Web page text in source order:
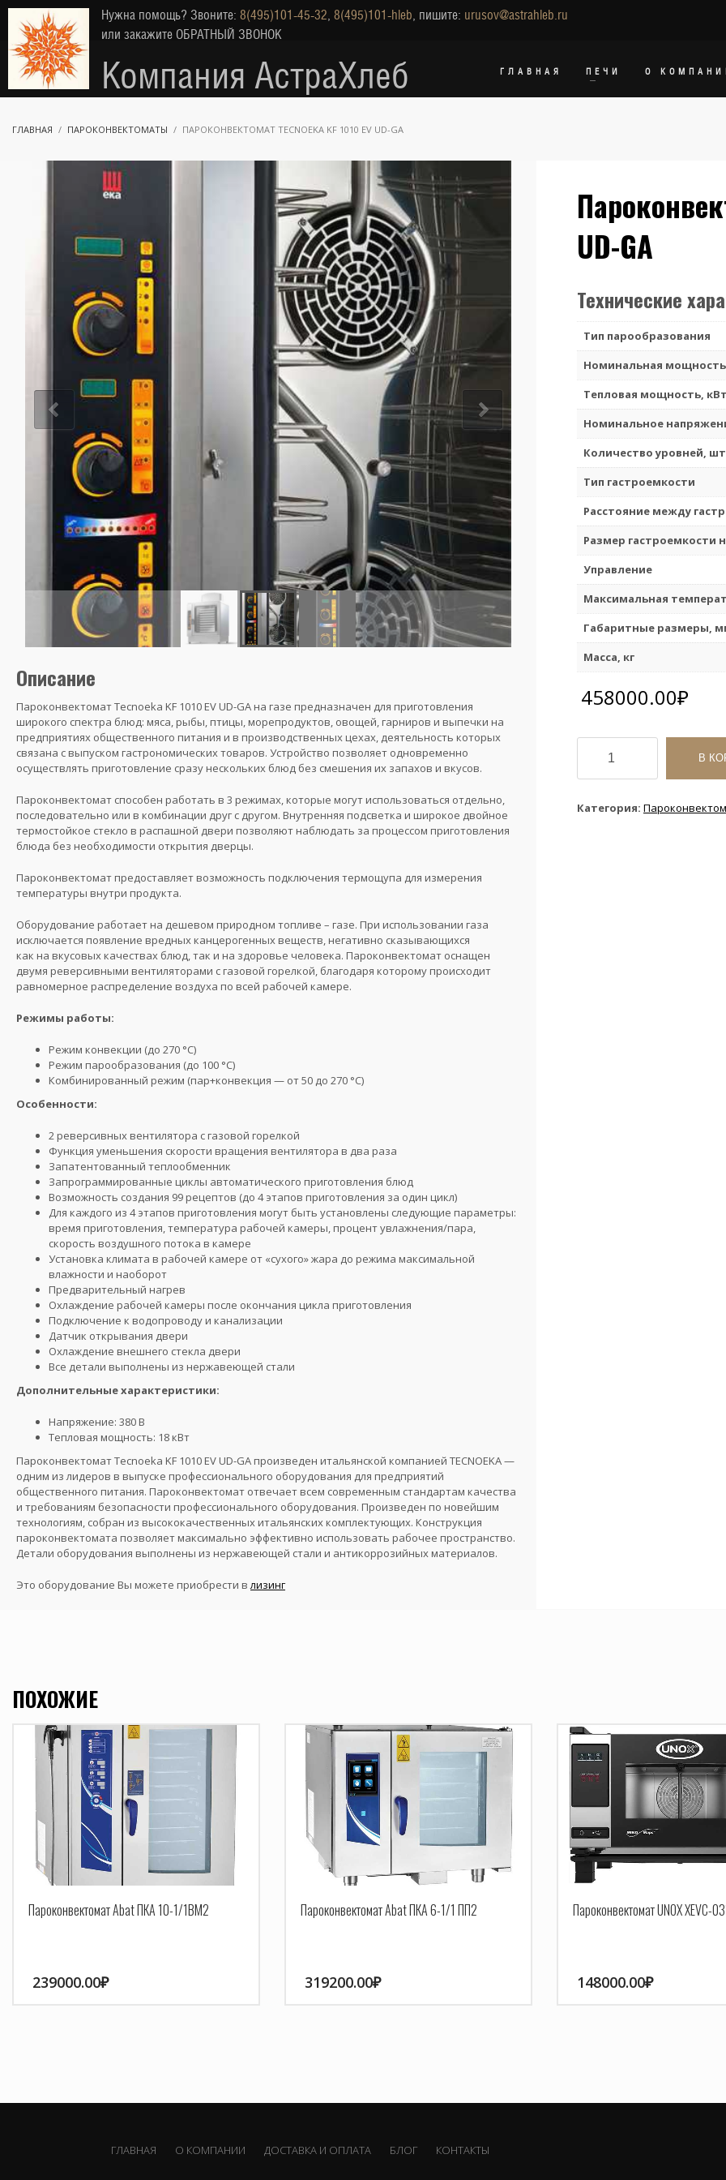
Нужна помощь? Звоните: 8(495)101-45-32, 8(495)101-hleb, пишите: urusov@astrahleb.ru
или закажите ОБРАТНЫЙ ЗВОНОК
Компания АстраХлеб ГЛАВНАЯ ПЕЧИ О
ГЛАВНАЯ ПАРОКОНВЕКТОМАТЫ ПАРОКОНВЕКТОМАТ TECNOEKA KF 1010 EV UD-GA
Описание
Пароконвектомат Tecnoeka KF 1010 EV UD-GA на газе предназначен для приготовления
широкого спектра блюд: мяса, рыбы, птицы, морепродуктов, овощей, гарниров и выпечки на
предприятиях общественного питания и в производственных цехах, деятельность которых
связана с выпуском гастрономических товаров. Устройство позволяет одновременно
осуществлять приготовление сразу нескольких блюд без смешения их запахов и вкусов.
Пароконвектомат способен работать в 3 режимах, которые могут использоваться отдельно,
последовательно или в комбинации друг с другом. Внутренняя подсветка и широкое двойное
термостойкое стекло в распашной двери позволяют наблюдать за процессом приготовления
блюда без необходимости открытия дверцы.
Пароконвектомат предоставляет возможность подключения термощупа для измерения
температуры внутри продукта.
Оборудование работает на дешевом природном топливе – газе. При использовании газа
исключается появление вредных канцерогенных веществ, негативно сказывающихся
как на вкусовых качествах блюд, так и на здоровье человека. Пароконвектомат оснащен
двумя реверсивными вентиляторами с газовой горелкой, благодаря которому происходит
равномерное распределение воздуха по всей рабочей камере.
Режимы работы:
Режим конвекции (до 270 °С)
Режим парообразования (до 100 °С)
Комбинированный режим (пар+конвекция — от 50 до 270 °С)
Особенности:
2 реверсивных вентилятора c газовой горелкой
Функция уменьшения скорости вращения вентилятора в два раза
Запатентованный теплообменник
Запрограммированные циклы автоматического приготовления блюд
Возможность создания 99 рецептов (до 4 этапов приготовления за один цикл)
Для каждого из 4 этапов приготовления могут быть установлены следующие параметры:
время приготовления, температура рабочей камеры, процент увлажнения/пара,
скорость воздушного потока в камере
Установка климата в рабочей камере от «сухого» жара до режима максимальной
влажности и наоборот
Предварительный нагрев
Охлаждение рабочей камеры после окончания цикла приготовления
Подключение к водопроводу и канализации
Датчик открывания двери
Охлаждение внешнего стекла двери
Все детали выполнены из нержавеющей стали
Дополнительные характеристики:
Напряжение: 380 В
Тепловая мощность: 18 кВт
Пароконвектомат Tecnoeka KF 1010 EV UD-GA произведен итальянской компанией TECNOEKA —
одним из лидеров в выпуске профессионального оборудования для предприятий
общественного питания. Пароконвектомат отвечает всем современным стандартам качества
и требованиям безопасности профессионального оборудования. Произведен по новейшим
технологиям, собран из высококачественных итальянских комплектующих. Конструкция
пароконвектомата позволяет максимально эффективно использовать рабочее пространство.
Детали оборудования выполнены из нержавеющей стали и антикоррозийных материалов.
Это оборудование Вы можете приобрести влизинг
UD-GA
Технические
Тип парообразования
Номинальная
Тепловая мощность, кВт
Номинальное
Количество уровней, шт
Тип гастроемкости
Расстояние между
Размер гастроемкости
Управление
Максимальная
Габаритные размеры,
Масса, кг
458000.00₽
Количество
товара
Пароконвектомат
KF
В
Категория:
ПОХОЖИЕ
Пароконвектомат Abat ПКА 10-1/1ВМ2
239000.00₽
Пароконвектомат Abat ПКА 6-1/1 ПП2
319200.00₽
Пароконвектомат UNOX XEVC-
148000.00₽
ГЛАВНАЯ О КОМПАНИИ ДОСТАВКА И ОПЛАТА БЛОГ КОНТАКТЫ